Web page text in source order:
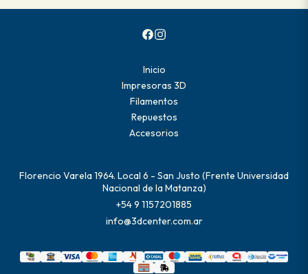
Inicio
Impresoras 3D
Filamentos
Repuestos
Accesorios
Florencio Varela 1964. Local 6 - San Justo (Frente Universidad
Nacional de la Matanza)
+54 9 1157201885
info@3dcenter.com.ar